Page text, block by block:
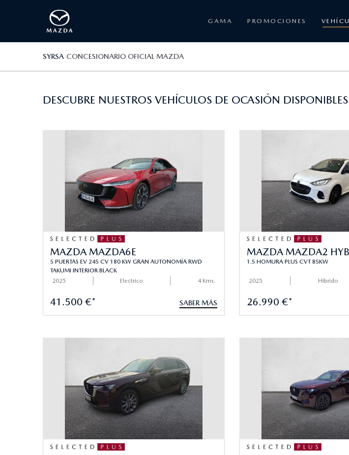
GAMA PROMOCIONES
SYRSA CONCESIONARIO OFICIAL MAZDA
DESCUBRE NUESTROS VEHÍCULOS DE OCASIÓN DISPONIBLES
MAZDA MAZDA6E
5 PUERTAS EV 245 CV 180 KW GRAN AUTONOMÍA RWD
TAKUMI INTERIOR BLACK
2025
Electrico 4 Kms.
41.500 €* SABER MÁS
MAZDA MAZDA2
1.5 HOMURA PLUS CVT 85KW
2025 Hibrido
26.990 €*